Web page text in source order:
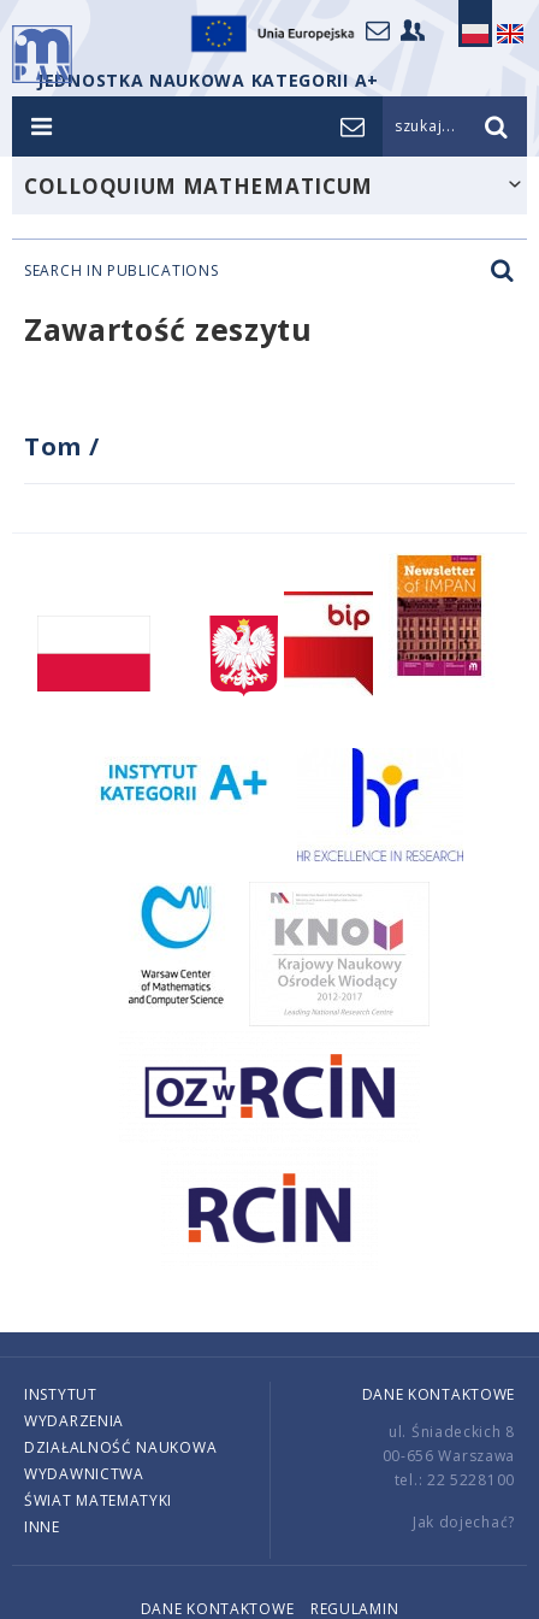
JEDNOSTKA NAUKOWA KATEGORII A+
szukaj...
COLLOQUIUM MATHEMATICUM
SEARCH IN PUBLICATIONS
Zawartość zeszytu
Tom /
INSTYTUT
WYDARZENIA
DZIAŁALNOŚĆ NAUKOWA
WYDAWNICTWA
ŚWIAT MATEMATYKI
INNE
DANE KONTAKTOWE
ul. Śniadeckich 8
00-656 Warszawa
tel.: 22 5228100
Jak dojechać?
DANE KONTAKTOWE REGULAMIN